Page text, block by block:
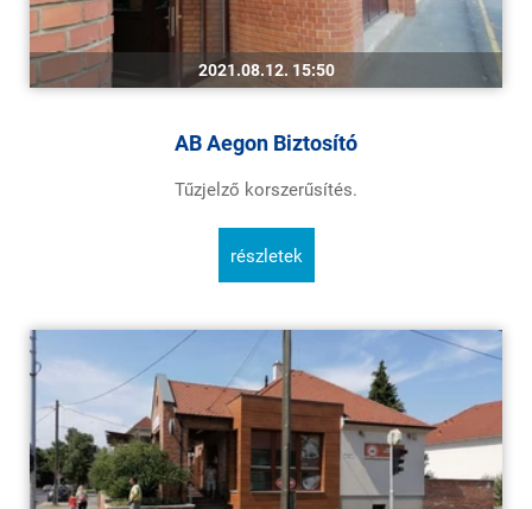
2021.08.12. 15:50
AB Aegon Biztosító
Tűzjelző korszerűsítés.
részletek